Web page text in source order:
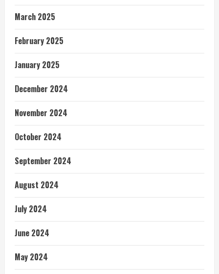
March 2025
February 2025
January 2025
December 2024
November 2024
October 2024
September 2024
August 2024
July 2024
June 2024
May 2024